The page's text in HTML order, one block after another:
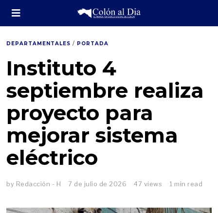
DEPARTAMENTALES / PORTADA
Instituto 4
septiembre realiza
proyecto para
mejorar sistema
eléctrico
by Redacción - H 7 de julio de 2026 47 views 1 min read